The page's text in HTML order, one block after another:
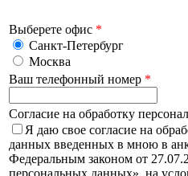
Выберете офис *
Санкт-Петербург
Москва
Ваш телефонный номер *
Согласие на обработку
Я даю свое согласие на
данных введенных в мною в
Федеральным законом от
персональных данных», на